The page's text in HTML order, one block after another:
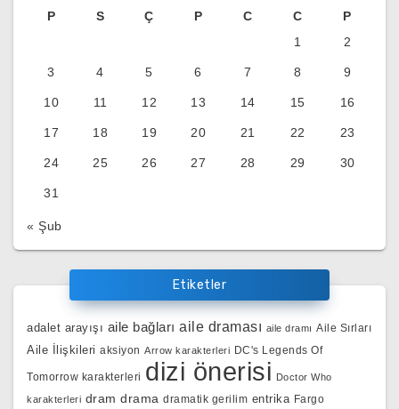
P
S Ç P C C
P
1
2
3 4 5 6 7 8 9
10 11 12 13 14 15 16
17 18 19 20 21 22 23
24 25 26 27 28 29 30
31
« Şub
Etiketler
adalet arayışı aile bağları aile draması aile dramı Aile Sırları
Aile İlişkileri aksiyon Arrow karakterleri DC's Legends Of
Tomorrow karakterleri dizi önerisi Doctor Who
karakterleri dram drama dramatik gerilim entrika Fargo